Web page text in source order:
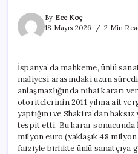
By Ece Koç
18 Mayıs 2026
2 Min
İspanya’da mahkeme, ünlü
maliyesi arasındaki uzun
anlaşmazlığında nihai kararı
otoritelerinin 2011 yılına ait
yaptığını ve Shakira’dan
tespit etti. Bu karar sonucunda
milyon euro (yaklaşık 48
faiziyle birlikte ünlü sanatçıya